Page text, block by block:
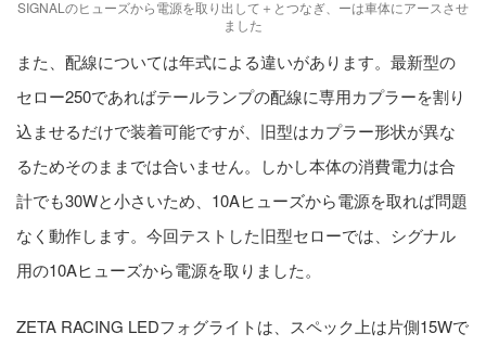
SIGNALのヒューズから電源を取り出して＋とつなぎ、ーは車体にアースさせ
ました
また、配線については年式による違いがあります。最新型の
セロー250であればテールランプの配線に専用カプラーを割り
込ませるだけで装着可能ですが、旧型はカプラー形状が異な
るためそのままでは合いません。しかし本体の消費電力は合
計でも30Wと小さいため、10Aヒューズから電源を取れば問題
なく動作します。今回テストした旧型セローでは、シグナル
用の10Aヒューズから電源を取りました。
ZETA RACING LEDフォグライトは、スペック上は片側15Wで